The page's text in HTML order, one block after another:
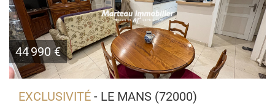
44 990 €
EXCLUSIVITÉ - LE MANS (72000)